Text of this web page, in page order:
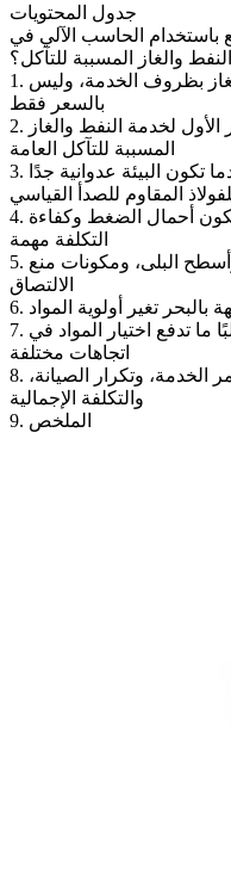
جدول المحتويات
باستخدام الحاسب الآلي في
والغاز المسببة للتآكل؟
1. يجب أن يبدأ اختيار المواد في النفط والغاز بظروف الخدمة، وليس
بالسعر فقط
2. الفولاذ المقاوم للصدأ هو غالبًا الخيار الأول لخدمة النفط والغاز
المسببة للتآكل العامة
3. السبائك الفائقة هي الأفضل عندما تكون البيئة عدوانية جدًا
المقاوم للصدأ القياسي
4. لا يزال لفولاذ الكربون مكانة عندما تكون أحمال الضغط وكفاءة
التكلفة مهمة
5. البرونز هو غالبًا الأفضل للجلب، وأسطح البلى، ومكونات منع
الالتصاق
بالبحر تغير أولوية المواد
7. الضغط العالي، والتآكل، والبلى غالبًا ما تدفع اختيار المواد في
اتجاهات مختلفة
8. اختيار المواد يؤثر مباشرة على عمر الخدمة، وتكرار الصيانة،
والتكلفة الإجمالية
9. الملخص